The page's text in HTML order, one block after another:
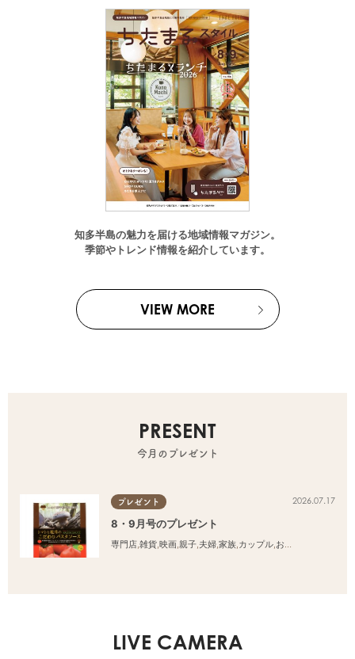
知多半島の魅力を届ける地域情報マガジン。
季節やトレンド情報を紹介しています。
VIEW MORE
PRESENT
今月のプレゼント
プレゼント 2026.07.17
8・9月号のプレゼント
専門店,雑貨,映画,親子,夫婦,家族,カップル,おひとりさま
LIVE CAMERA